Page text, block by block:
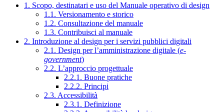
1. Scopo, destinatari e uso del Manuale operativo di design
1.1. Versionamento e storico
1.2. Consultazione del manuale
1.3. Contribuisci al manuale
2. Introduzione al design per i servizi pubblici digitali
2.1. Design per l’amministrazione digitale (e-
government)
2.2. L’approccio progettuale
2.2.1. Buone pratiche
2.2.2. Principi
2.3. Accessibilità
2.3.1. Definizione